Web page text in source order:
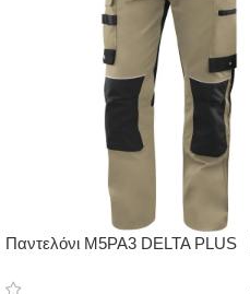
Παντελόνι M5PA3 DELTA PLUS